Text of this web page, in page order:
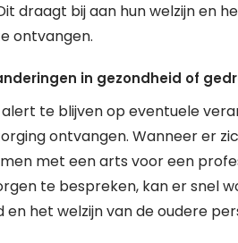
draagt bij aan hun welzijn en
ontvangen.
in gezondheid of
te blijven op eventuele
ontvangen. Wanneer er
met een arts voor een
te bespreken, kan er snel
en het welzijn van de oudere